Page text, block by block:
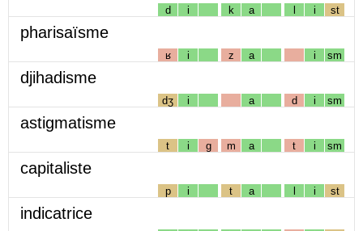
d i k a l i st
pharisaïsme
ʁ i z a i sm
djihadisme
dʒ i a d i sm
astigmatisme
t i g m a t i sm
capitaliste
p i t a l i st
indicatrice